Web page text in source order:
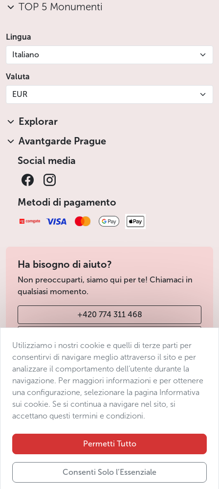
TOP 5 Monumenti
Lingua
Italiano
Valuta
EUR
Explorar
Avantgarde Prague
Social media
Metodi di pagamento
Ha bisogno di aiuto?
Non preoccuparti, siamo qui per te! Chiamaci in
qualsiasi momento.
+420 774 311 468
Condizioni di vendita
Protezione dei dati
Dichiarazione di accessibilità
Manage consent
Utilizziamo i nostri cookie e quelli di terze parti per
consentirvi di navigare meglio attraverso il sito e per
analizzare il comportamento dell’utente durante la
navigazione. Per maggiori informazioni e per ottenere
una configurazione, selezionare la pagina Informativa
sui cookie. Se si continua a navigare nel sito, si
accettano questi termini e condizioni.
Permetti Tutto
Consenti Solo l’Essenziale